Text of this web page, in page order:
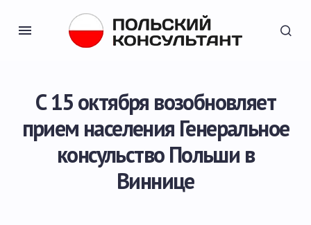
С 15 октября возобновляет
прием населения Генеральное
консульство Польши в
Виннице